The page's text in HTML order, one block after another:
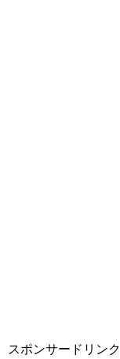
スポンサードリンク